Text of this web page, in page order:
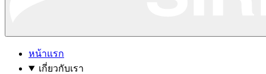
หน้าแรก
เกี่ยวกับเรา